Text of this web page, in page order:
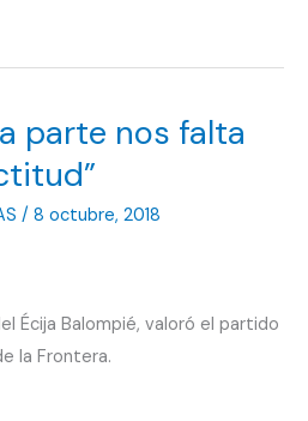
parte nos falta
/ 8 octubre, 2018
Écija Balompié, valoró el partido
la Frontera.